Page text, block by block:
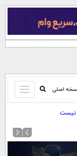
اصلی
باز
و
کردن
منو
نیست